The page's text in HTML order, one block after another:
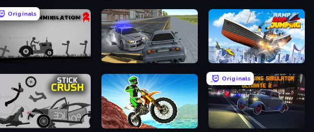
Originals
Annihilation 2 RCC City Racing Ship Ramp Jumping
Crush Dirt Bike Mad Skills
Originals